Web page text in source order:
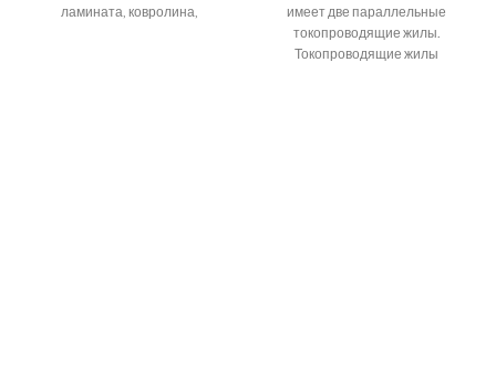
ламината, ковролина,
имеет две параллельные
токопроводящие жилы.
Токопроводящие жилы